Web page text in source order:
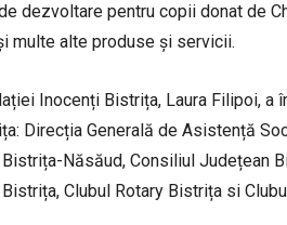
dezvoltare pentru copii donat de
multe alte produse și servicii.
Inocenți Bistrița, Laura Filipoi, a
Direcția Generală de Asistență
Năsăud, Consiliul Județean
Clubul Rotary Bistrița si